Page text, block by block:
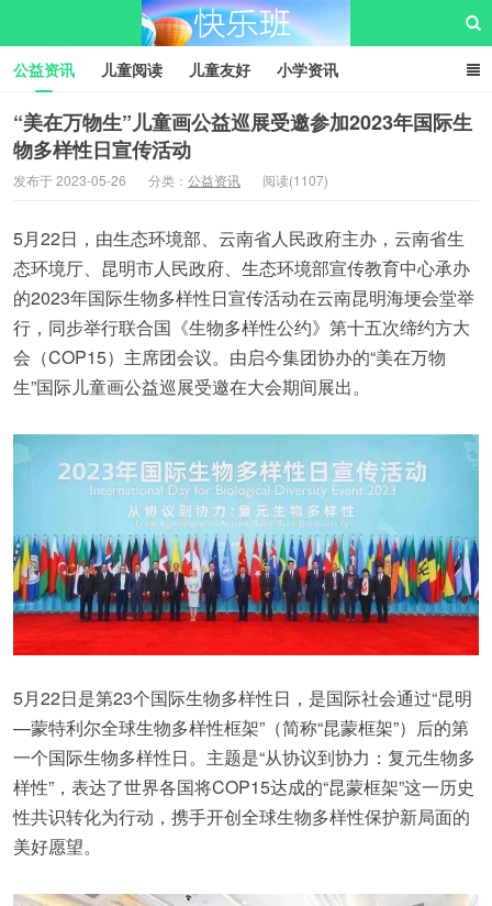
快乐班儿童公益网
公益资讯 儿童阅读 儿童友好 小学资讯
儿童性教育 公益项目 资源中心 儿童发展交流club
儿童树洞心声 i快乐班
“美在万物生”儿童画公益巡展受邀参加2023年国际生
物多样性日宣传活动
发布于 2023-05-26 分类： 公益资讯 阅读(1107)
5月22日，由生态环境部、云南省人民政府主办，云南省生
态环境厅、昆明市人民政府、生态环境部宣传教育中心承办
的2023年国际生物多样性日宣传活动在云南昆明海埂会堂举
行，同步举行联合国《生物多样性公约》第十五次缔约方大
会（COP15）主席团会议。由启今集团协办的“美在万物
生”国际儿童画公益巡展受邀在大会期间展出。
5月22日是第23个国际生物多样性日，是国际社会通过“昆明
—蒙特利尔全球生物多样性框架”（简称“昆蒙框架”）后的第
一个国际生物多样性日。主题是“从协议到协力：复元生物多
样性”，表达了世界各国将COP15达成的“昆蒙框架”这一历史
性共识转化为行动，携手开创全球生物多样性保护新局面的
美好愿望。